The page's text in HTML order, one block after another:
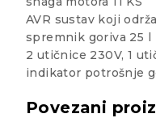
AVR sustav koji
spremnik goriva 25 l
2 utičnice 230V, 1
indikator potrošnje
Povezani